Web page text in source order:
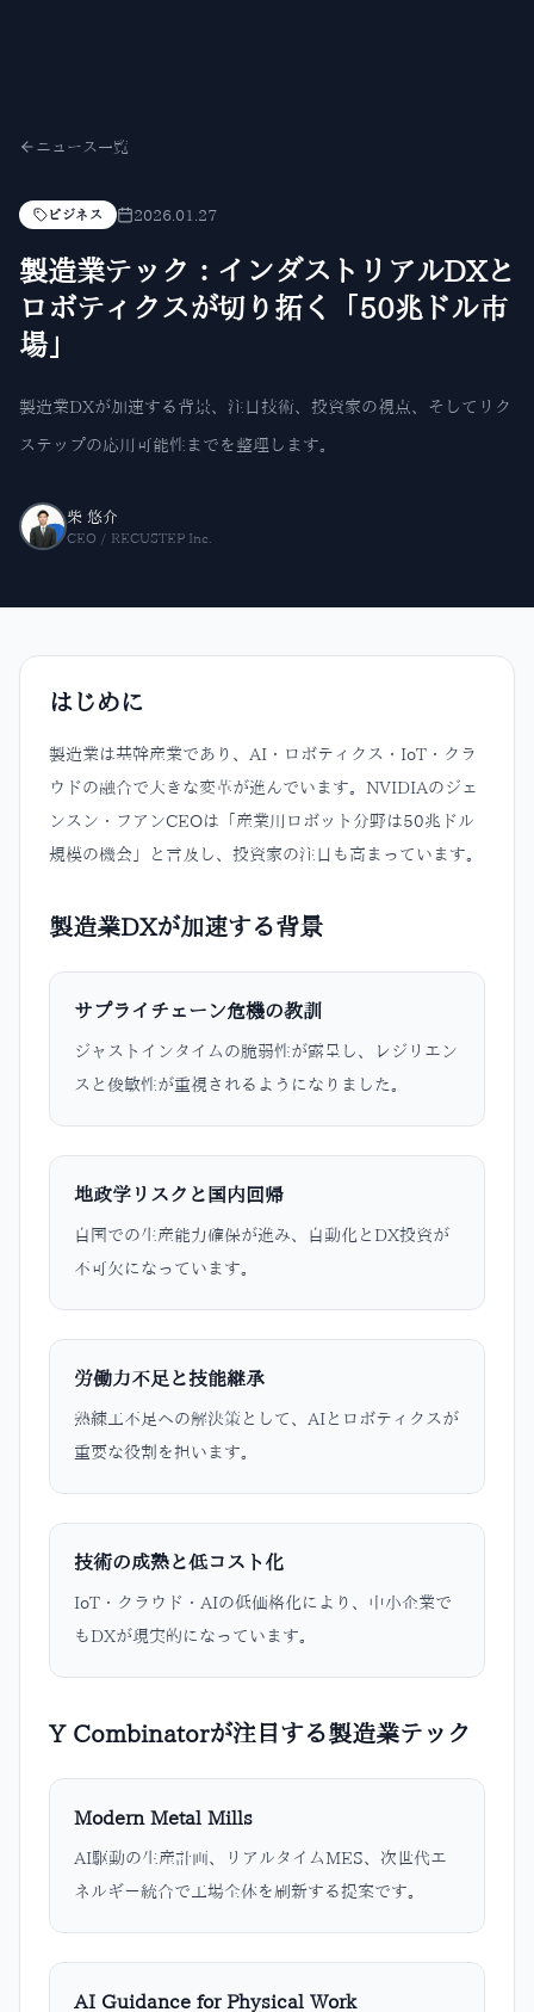
ニュース一覧
ビジネス 2026.01.27
製造業テック：インダストリアルDXと
ロボティクスが切り拓く「50兆ドル市
場」
製造業DXが加速する背景、注目技術、投資家の視点、そしてリク
ステップの応用可能性までを整理します。
柴 悠介
CEO / RECUSTEP Inc.
はじめに
製造業は基幹産業であり、AI・ロボティクス・IoT・クラ
ウドの融合で大きな変革が進んでいます。NVIDIAのジェ
ンスン・フアンCEOは「産業用ロボット分野は50兆ドル
規模の機会」と言及し、投資家の注目も高まっています。
製造業DXが加速する背景
サプライチェーン危機の教訓
ジャストインタイムの脆弱性が露呈し、レジリエン
スと俊敏性が重視されるようになりました。
地政学リスクと国内回帰
自国での生産能力確保が進み、自動化とDX投資が
不可欠になっています。
労働力不足と技能継承
熟練工不足への解決策として、AIとロボティクスが
重要な役割を担います。
技術の成熟と低コスト化
IoT・クラウド・AIの低価格化により、中小企業で
もDXが現実的になっています。
Y Combinatorが注目する製造業テック
Modern Metal Mills
AI駆動の生産計画、リアルタイムMES、次世代エ
ネルギー統合で工場全体を刷新する提案です。
AI Guidance for Physical Work